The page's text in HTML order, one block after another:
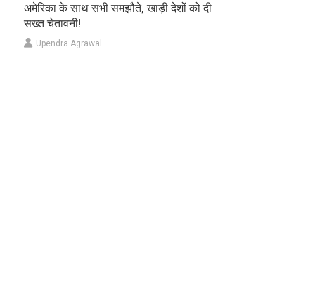
अमेरिका के साथ सभी समझौते, खाड़ी देशों को दी
सख्त चेतावनी!
Upendra Agrawal